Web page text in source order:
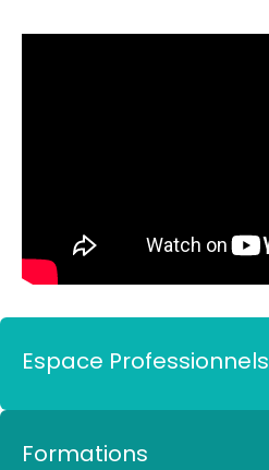
Espace Professionnels
Formations